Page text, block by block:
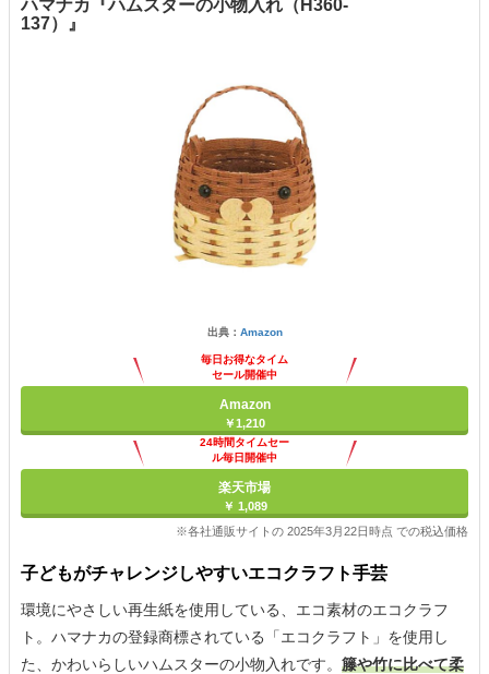
ハマナカ『ハムスターの小物入れ（H360-
137）』
出典： Amazon
毎日お得なタイム
セール開催中
Amazon
￥1,210
24時間タイムセー
ル毎日開催中
楽天市場
￥ 1,089
※各社通販サイトの 2025年3月22日時点 での税込価格
子どもがチャレンジしやすいエコクラフト手芸
環境にやさしい再生紙を使用している、エコ素材のエコクラフ
ト。ハマナカの登録商標されている「エコクラフト」を使用し
た、かわいらしいハムスターの小物入れです。 籐や竹に比べて柔